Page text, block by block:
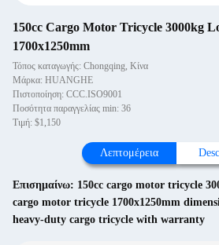
150cc Cargo Motor Tricycle 3000kg
1700x1250mm
Τόπος καταγωγής: Chongqing, Κίνα
Μάρκα: HUANGHE
Πιστοποίηση: CCC.ISO9001
Ποσότητα παραγγελίας min: 36
Τιμή: $1,150
Λεπτομέρεια
Επισημαίνω: 150cc cargo motor tricycle
cargo motor tricycle 1700x1250mm
heavy-duty cargo tricycle with warranty